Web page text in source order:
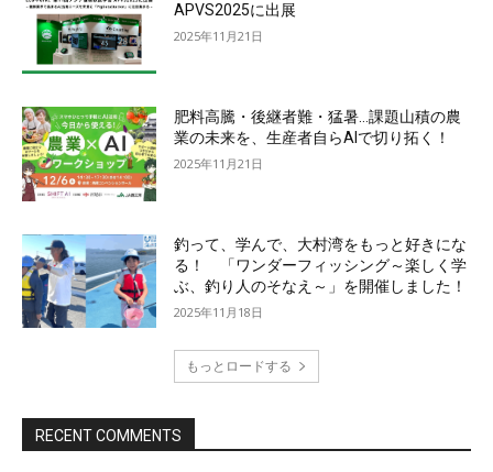
APVS2025に出展
2025年11月21日
肥料高騰・後継者難・猛暑…課題山積の農
業の未来を、生産者自らAIで切り拓く！
2025年11月21日
釣って、学んで、大村湾をもっと好きにな
る！ 「ワンダーフィッシング～楽しく学
ぶ、釣り人のそなえ～」を開催しました！
2025年11月18日
もっとロードする
RECENT COMMENTS